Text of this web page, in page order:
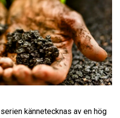
kännetecknas av en hög